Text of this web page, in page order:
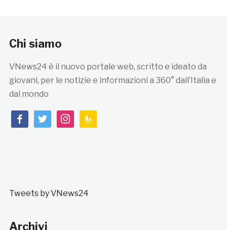
Chi siamo
VNews24 è il nuovo portale web, scritto e ideato da
giovani, per le notizie e informazioni a 360° dall’Italia e
dal mondo
facebooktwitterinstagramfeedburner
Tweets by VNews24
Archivi